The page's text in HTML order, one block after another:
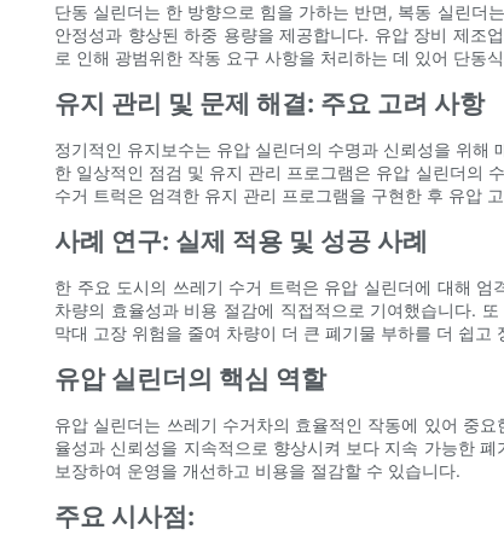
단동 실린더는 한 방향으로 힘을 가하는 반면, 복동 실린더
안정성과 향상된 하중 용량을 제공합니다. 유압 장비 제
로 인해 광범위한 작동 요구 사항을 처리하는 데 있어 단동
유지 관리 및 문제 해결: 주요 고려 사항
정기적인 유지보수는 유압 실린더의 수명과 신뢰성을 위
한 일상적인 점검 및 유지 관리 프로그램은 유압 실린더의
수거 트럭은 엄격한 유지 관리 프로그램을 구현한 후 유압
사례 연구: 실제 적용 및 성공 사례
한 주요 도시의 쓰레기 수거 트럭은 유압 실린더에 대해
차량의 효율성과 비용 절감에 직접적으로 기여했습니다.
막대 고장 위험을 줄여 차량이 더 큰 폐기물 부하를 더 쉽
유압 실린더의 핵심 역할
유압 실린더는 쓰레기 수거차의 효율적인 작동에 있어 중
율성과 신뢰성을 지속적으로 향상시켜 보다 지속 가능한
보장하여 운영을 개선하고 비용을 절감할 수 있습니다.
주요 시사점: